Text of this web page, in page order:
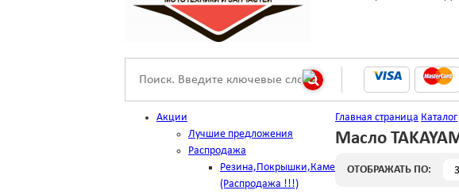
Акции
Лучшие предложения
Распродажа
Резина,Покрышки,Камеры
(Распродажа !!!)
Главная страница Каталог
Масло
ОТОБРАЖАТЬ ПО: